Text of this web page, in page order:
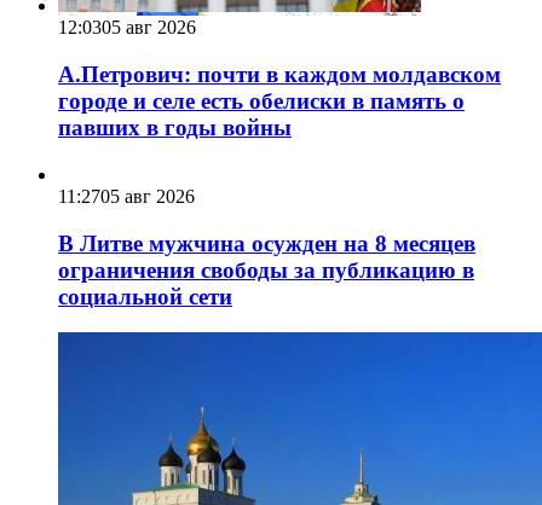
12:0305 авг 2026
А.Петрович: почти в каждом молдавском
городе и селе есть обелиски в память о
павших в годы войны
11:2705 авг 2026
В Литве мужчина осужден на 8 месяцев
ограничения свободы за публикацию в
социальной сети